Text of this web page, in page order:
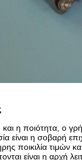
η ποιότητα, ο
είναι η σοβαρή
ποικιλία τιμών
είναι η αρχή